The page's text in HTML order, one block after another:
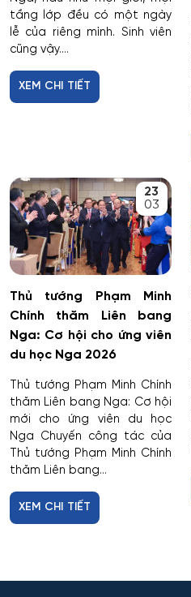
tầng lớp đều có một ngày
lễ của riêng mình. Sinh viên
cũng vậy....
XEM CHI TIẾT
23
03
Thủ tướng Phạm Minh
Chính thăm Liên bang
Nga: Cơ hội cho ứng viên
du học Nga 2026
Thủ tướng Phạm Minh Chính
thăm Liên bang Nga: Cơ hội
mới cho ứng viên du học
Nga Chuyến công tác của
Thủ tướng Phạm Minh Chính
thăm Liên bang...
XEM CHI TIẾT